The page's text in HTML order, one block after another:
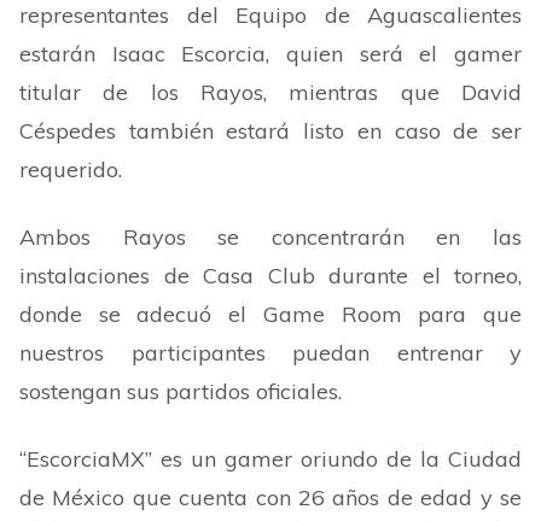
representantes del Equipo de Aguascalientes
estarán Isaac Escorcia, quien será el gamer
titular de los Rayos, mientras que David
Céspedes también estará listo en caso de ser
requerido.
Ambos Rayos se concentrarán en las
instalaciones de Casa Club durante el torneo,
donde se adecuó el Game Room para que
nuestros participantes puedan entrenar y
sostengan sus partidos oficiales.
“EscorciaMX” es un gamer oriundo de la Ciudad
de México que cuenta con 26 años de edad y se